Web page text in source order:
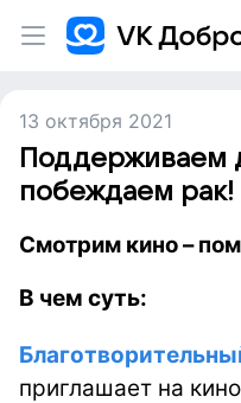
13 октября 2021
Поддерживаем
побеждаем рак!
Смотрим кино –
В чем суть:
приглашает на